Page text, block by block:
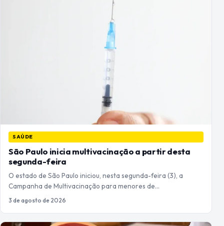
SAÚDE
São Paulo inicia multivacinação a partir desta
segunda-feira
O estado de São Paulo iniciou, nesta segunda-feira (3), a
Campanha de Multivacinação para menores de…
3 de agosto de 2026